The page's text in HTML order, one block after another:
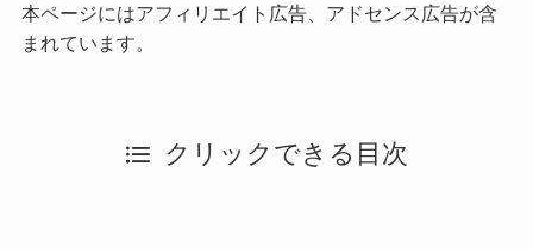
本ページにはアフィリエイト広告、アドセンス広告が含
まれています。
クリックできる目次